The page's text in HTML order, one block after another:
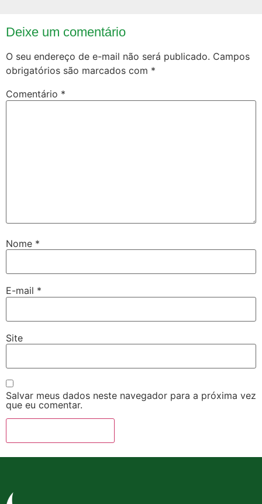
Deixe um comentário
O seu endereço de e-mail não será publicado. Campos
obrigatórios são marcados com *
Comentário *
Nome *
E-mail *
Site
Salvar meus dados neste navegador para a próxima vez
que eu comentar.